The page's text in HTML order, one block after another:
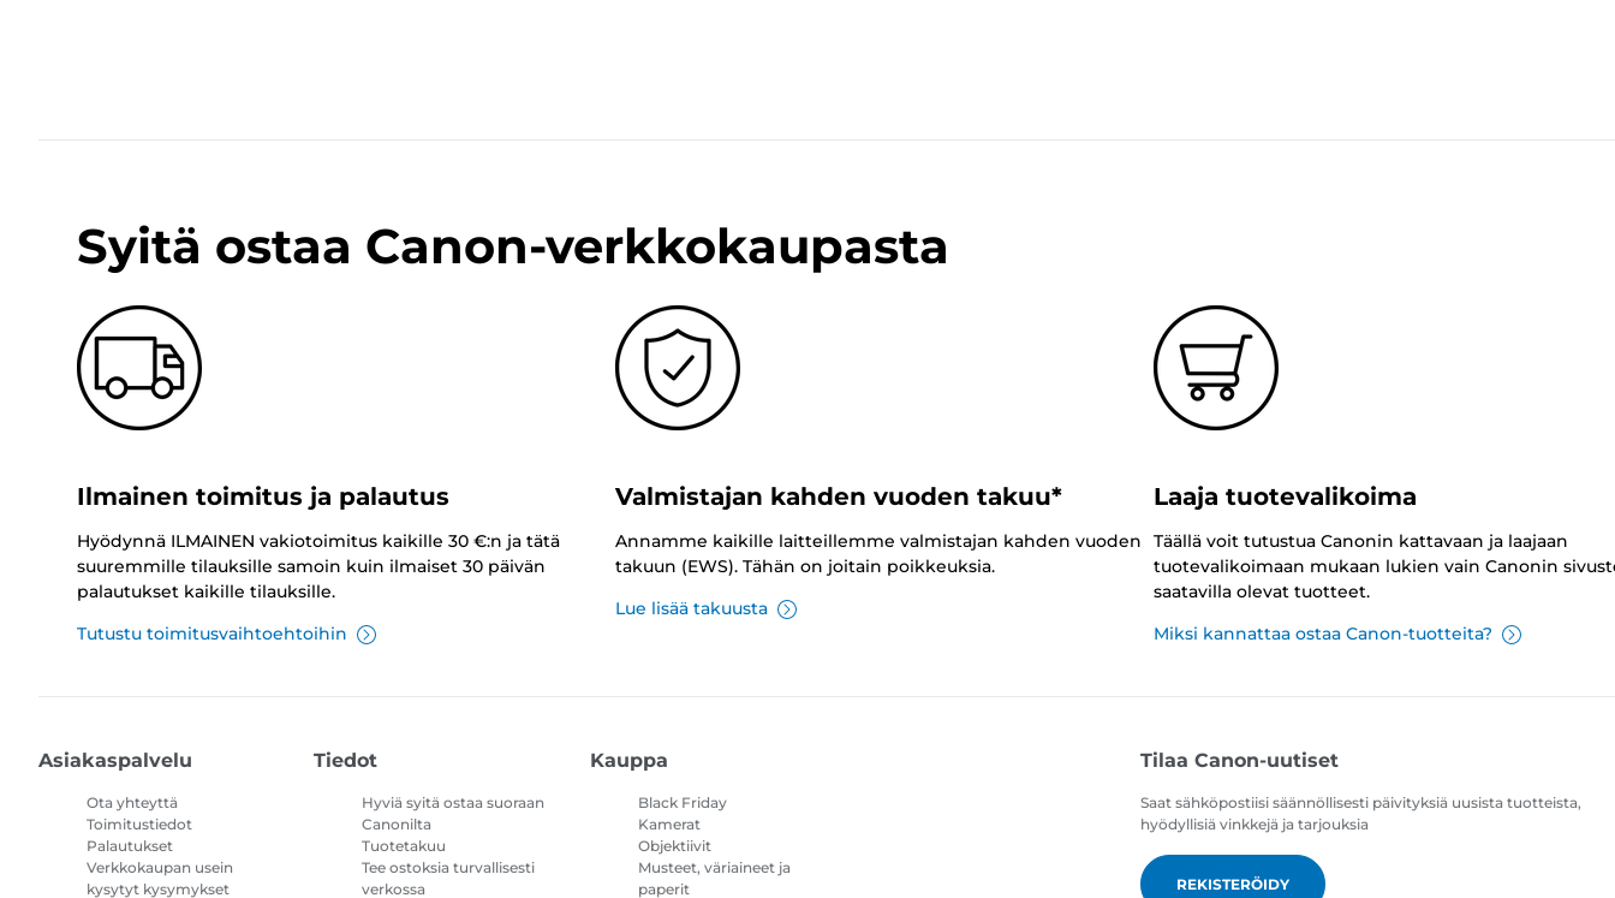
Syitä ostaa Canon-verkkokaupasta
Ilmainen toimitus ja palautus
Hyödynnä ILMAINEN vakiotoimitus kaikille 30 €:n ja tätä
suuremmille tilauksille samoin kuin ilmaiset 30 päivän
palautukset kaikille tilauksille.
Tutustu toimitusvaihtoehtoihin
Valmistajan kahden vuoden takuu*
Annamme kaikille laitteillemme valmistajan kahden vuoden
takuun (EWS). Tähän on joitain poikkeuksia.
Lue lisää takuusta
Laaja tuotevalikoima
Täällä voit tutustua Canonin kattavaan ja laajaan
tuotevalikoimaan mukaan lukien vain Canonin
saatavilla olevat tuotteet.
Miksi kannattaa ostaa Canon-tuotteita?
Asiakaspalvelu
Ota yhteyttä
Toimitustiedot
Palautukset
Verkkokaupan usein
kysytyt kysymykset
Tiedot
Hyviä syitä ostaa suoraan
Canonilta
Tuotetakuu
Tee ostoksia turvallisesti
verkossa
Kauppa
Black Friday
Kamerat
Objektiivit
Musteet, väriaineet ja
paperit
Tilaa Canon-uutiset
Saat sähköpostiisi säännöllisesti päivityksiä uusista tuotteista,
hyödyllisiä vinkkejä ja tarjouksia
REKISTERÖIDY